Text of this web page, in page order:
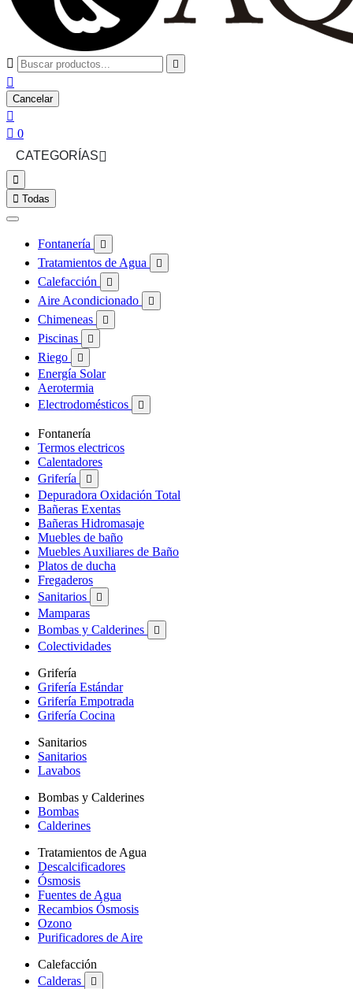
 

Cancelar

 0
CATEGORÍAS

 Todas
Fontanería 
Tratamientos de Agua 
Calefacción 
Aire Acondicionado 
Chimeneas 
Piscinas 
Riego 
Energía Solar
Aerotermia
Electrodomésticos

Fontanería
Termos electricos
Calentadores
Grifería

Depuradora Oxidación Total
Bañeras Exentas
Bañeras Hidromasaje
Muebles de baño
Muebles Auxiliares de Baño
Platos de ducha
Fregaderos
Sanitarios

Mamparas
Bombas y Calderines

Colectividades
Grifería
Grifería Estándar
Grifería Empotrada
Grifería Cocina
Sanitarios
Sanitarios
Lavabos
Bombas y Calderines
Bombas
Calderines
Tratamientos de Agua
Descalcificadores
Ósmosis
Fuentes de Agua
Recambios Ósmosis
Ozono
Purificadores de Aire
Calefacción
Calderas
